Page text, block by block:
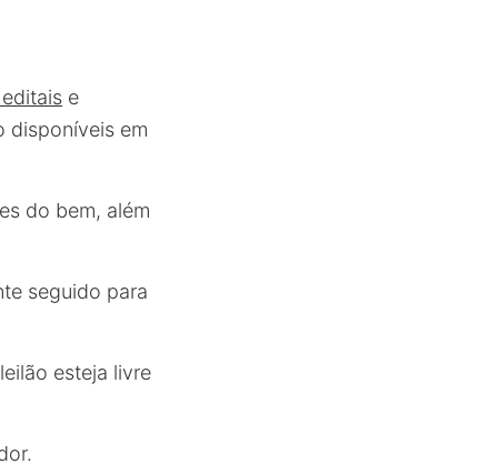
e
disponíveis em
do bem, além
seguido para
esteja livre